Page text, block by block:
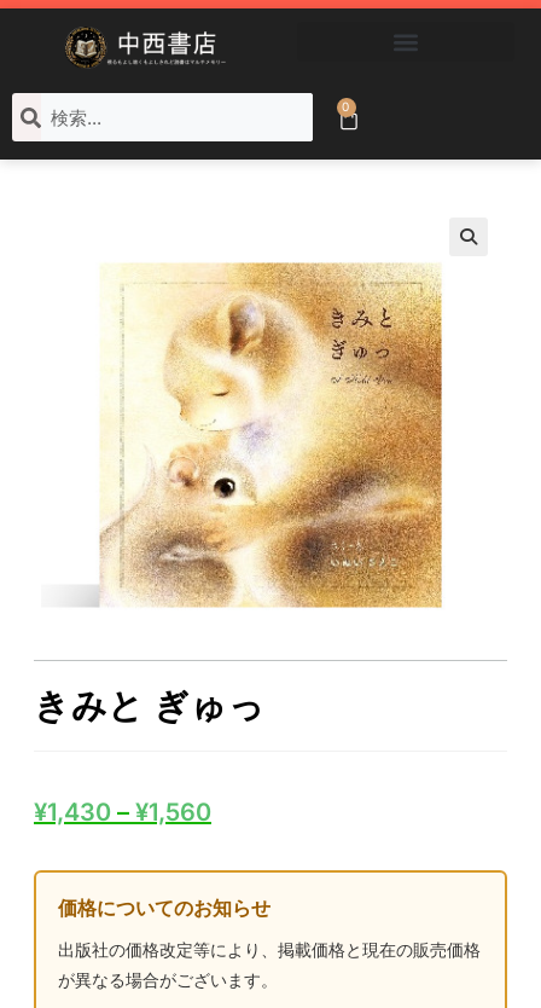
0
きみと ぎゅっ
¥1,430 – ¥1,560
価格についてのお知らせ
出版社の価格改定等により、掲載価格と現在の販売価格
が異なる場合がございます。